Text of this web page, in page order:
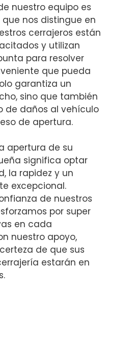
nuestro equipo es
nos distingue en
cerrajeros están
y utilizan
para resolver
que pueda
garantiza un
sino que también
de daños al vehículo
de apertura.
apertura de su
significa optar
la rapidez y un
excepcional.
de nuestros
por super
en cada
nuestro apoyo,
de que sus
estarán en